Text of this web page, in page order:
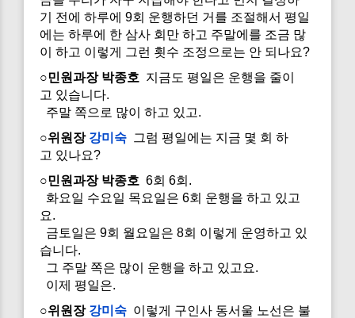
기 전에 하루에 9회 운행하던 거를 조절해서 평일
에는 하루에 한 삼사 회만 하고 주말에를 조금 많
이 하고 이렇게 그런 횟수 조정으로는 안 되나요?
○민원과장 박종호 지금도 평일은 운행을 줄이
고 있습니다.
주말 쪽으로 많이 하고 있고.
○위원장 강미숙 그럼 평일에는 지금 몇 회 하
고 있나요?
○민원과장 박종호 6회 6회.
화요일 수요일 목요일은 6회 운행을 하고 있고
요.
금토일은 9회 월요일은 8회 이렇게 운영하고 있
습니다.
그 주말 쪽은 많이 운행을 하고 있고요.
이제 평일은.
○위원장 강미숙 이렇게 구인사 동서울 노선은 불